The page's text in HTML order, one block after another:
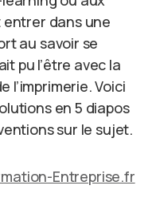
entrer dans une
au savoir se
pu l’être avec la
l’imprimerie. Voici
en 5 diapos
sur le sujet.
Entreprise.fr